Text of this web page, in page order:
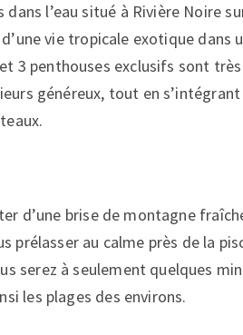
l’eau situé à Rivière Noire
vie tropicale exotique dans
3 penthouses exclusifs sont
généreux, tout en
d’une brise de montagne
prélasser au calme près de la
serez à seulement quelques
les plages des environs.